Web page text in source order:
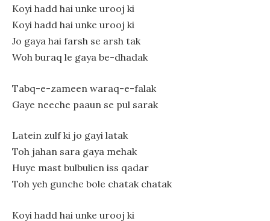
Koyi hadd hai unke urooj ki
Koyi hadd hai unke urooj ki
Jo gaya hai farsh se arsh tak
Woh buraq le gaya be-dhadak
Tabq-e-zameen waraq-e-falak
Gaye neeche paaun se pul sarak
Latein zulf ki jo gayi latak
Toh jahan sara gaya mehak
Huye mast bulbulien iss qadar
Toh yeh gunche bole chatak chatak
Koyi hadd hai unke urooj ki